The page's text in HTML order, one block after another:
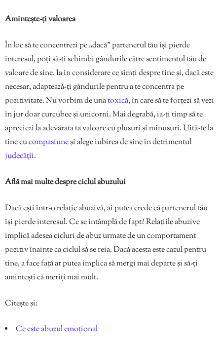
Amintește-ți valoarea
În loc să te concentrezi pe „dacă” partenerul tău își pierde
interesul, poți să-ți schimbi gândurile către sentimentul tău de
valoare de sine. Ia în considerare ce simți despre tine și, dacă este
necesar, adaptează-ți gândurile pentru a te concentra pe
pozitivitate. Nu vorbim de unatoxică, în care să te forțezi să vezi
în jur doar curcubee și unicorni. Mai degrabă, ia-ți timp să te
apreciezi la adevărata ta valoare cu plusuri și minusuri. Uită-te la
tine cucompasiuneși alege iubirea de sine în detrimentul
judecății.
Află mai multe despre ciclul abuzului
Dacă ești într-o relație abuzivă, ai putea crede că partenerul tău
își pierde interesul. Ce se întâmplă de fapt? Relațiile abuzive
implică adesea cicluri de abuz urmate de un comportament
pozitiv înainte ca ciclul să se reia. Dacă acesta este cazul pentru
tine, a face față ar putea implica să mergi mai departe și să-ți
amintești că meriți mai mult.
Citește și:
Ce este abuzul emoțional